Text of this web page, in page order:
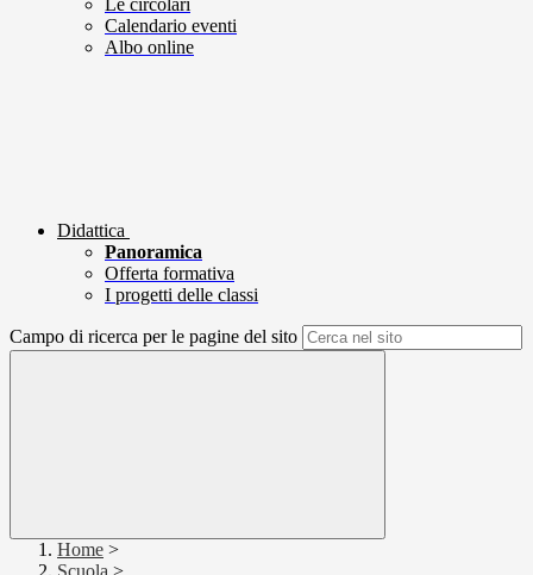
Le circolari
Calendario eventi
Albo online
Didattica
Panoramica
Offerta formativa
I progetti delle classi
Campo di ricerca per le pagine del sito
Home >